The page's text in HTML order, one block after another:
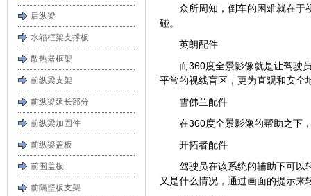
后纵梁
水箱框架支撑板
散热器框架
前纵梁支架
前纵梁延长部分
前纵梁加固件
前纵梁盖板
前围盖板
前隔壁板支架
众所周知，倒车的困难就在于
碰。
英朗配件
而360度全景影像就是让驾驶
平常的视线盲区，更为直观和安全
雪佛兰配件
在360度全景影像的帮助之下
开拓者配件
驾驶员在该系统的辅助下可以
又是什么情况，通过画面的提示